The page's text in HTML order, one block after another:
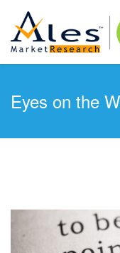
Eyes on the